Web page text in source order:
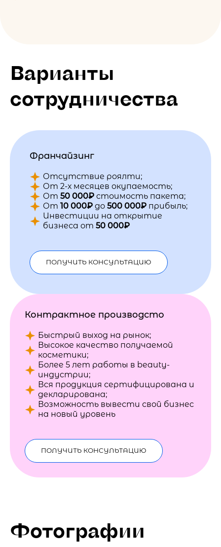
Варианты
сотрудничества
Франчайзинг
Отсутствие роялти;
От 2-х месяцев окупаемость;
От 50 000₽ стоимость пакета;
От 10 000₽ до 500 000₽ прибыль;
Инвестиции на открытие
бизнеса от 50 000₽
ПОЛУЧИТЬ КОНСУЛЬТАЦИЮ
Контрактное производсто
Быстрый выход на рынок;
Высокое качество получаемой
косметики;
Более 5 лет работы в beauty-
индустрии;
Вся продукция сертифицирована и
декларирована;
Возможность вывести свой бизнес
на новый уровень
ПОЛУЧИТЬ КОНСУЛЬТАЦИЮ
Фотографии